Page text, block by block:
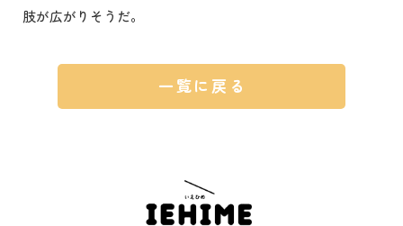
肢が広がりそうだ。
一覧に戻る